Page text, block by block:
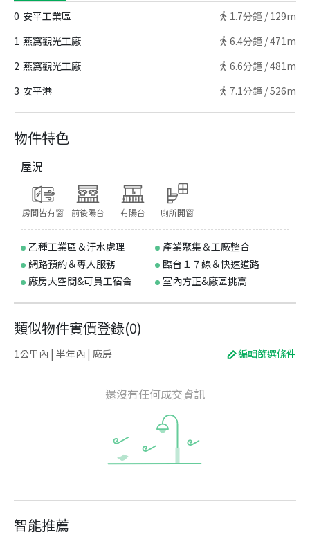
物件特色
屋況
房間皆有窗 前後陽台 有陽台 廁所開窗
乙種工業區＆汙水處理
產業聚集＆工廠整合
網路預約＆專人服務
臨台１７線＆快速道路
廠房大空間&可員工宿舍
室內方正&廠區挑高
0 安平工業區 1.7分鐘 / 129m
1 燕窩觀光工廠 6.4分鐘 /471m
2 燕窩觀光工廠 6.6分鐘 /481m
3 安平港 7.1分鐘 /526m
類似物件實價登錄(0)
1公里內 | 半年內 | 廠房 編輯篩選條件
還沒有任何成交資訊
智能推薦